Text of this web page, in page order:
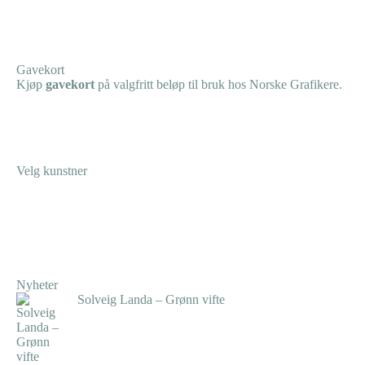
Gavekort
Kjøp gavekort på valgfritt beløp til bruk hos Norske Grafikere.
Velg kunstner
Nyheter
Solveig Landa – Grønn vifte